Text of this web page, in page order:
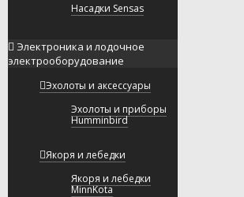
Насадки Sensas
Электроника и лодочное
электрооборудование
Эхолоты и аксессуары
Эхолоты и приборы
Humminbird
Якоря и лебедки
Якоря и лебедки
MinnKota